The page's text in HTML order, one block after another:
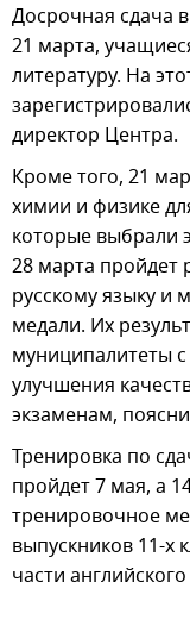
Досрочная сдача
21 марта,
литературу. На
директор Центра.
Кроме того, 21
химии и физике
которые выбрали
28 марта пройдет
русскому языку и
медали. Их
муниципалитеты
улучшения
экзаменам,
Тренировка по
пройдет 7 мая, а
тренировочное
выпускников 11-х
части